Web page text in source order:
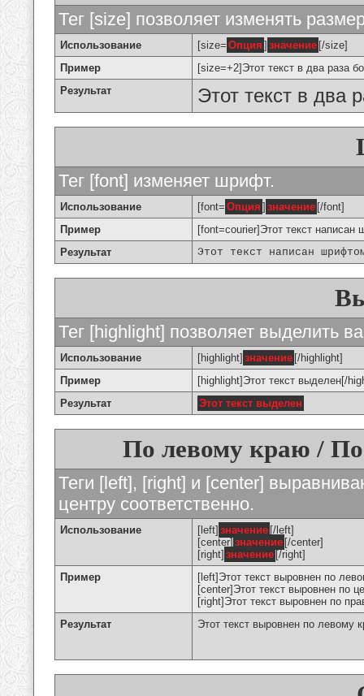
Тег [size] позволяет изменять
Использование [size= Опция ] значение [/size]
Пример
[size=+2]Этот текст в два раза
Результат
Этот текст в два
Тег [font] изменяет шрифт.
Использование [font= Опция ] значение [/font]
Пример
[font=courier]Этот текст
Результат
Этот текст написан
Тег [highlight] позволяет выделить
Использование [highlight] значение [/highlight]
Пример
[highlight]Этот текст выделен[/
Результат
Этот текст выделен
По левому краю /
Теги [left], [right] и [center]
центру соответственно.
Использование [left] значение [/left]
[center] значение [/center]
[right] значение [/right]
Пример
[left]Этот текст выровнен по
[center]Этот текст выровнен по
[right]Этот текст выровнен по
Результат
Этот текст выровнен по левому